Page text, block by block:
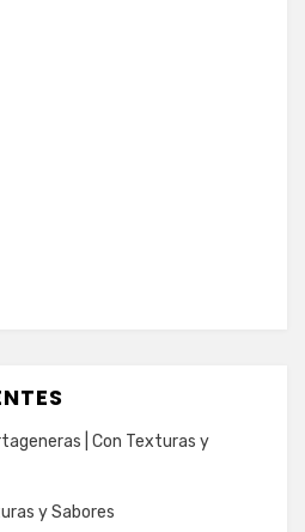
| Con Texturas y
y Sabores